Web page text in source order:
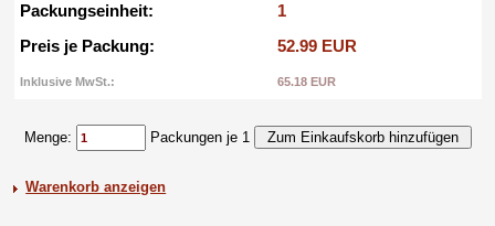
Packungseinheit:
1
Preis je Packung:
52.99 EUR
Inklusive MwSt.: 65.18 EUR
Menge: Packungen je 1
Warenkorb anzeigen